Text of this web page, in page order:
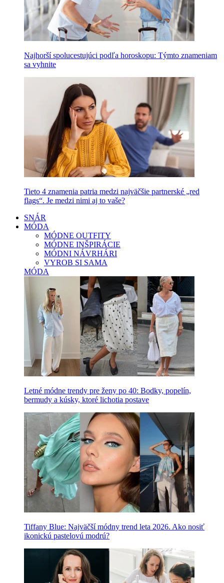
Najhorší spolucestujúci podľa horoskopu: Týmto znameniam
sa vyhnite
Tieto 4 znamenia patria medzi najväčšie partnerské „red
flags“. Je medzi nimi aj to vaše?
SNÁR
MÓDA
MÓDNE OUTFITY
MÓDNE INŠPIRÁCIE
MÓDNI NÁVRHÁRI
VYROB SI SAMA
MÓDA
Letné módne trendy pre ženy po 40: Bodky, popelín,
bermudy a kúsky, ktoré lichotia postave
Tiffany Blue: Najväčší módny trend leta 2026. Ako nosiť
ikonickú pastelovú modrú?